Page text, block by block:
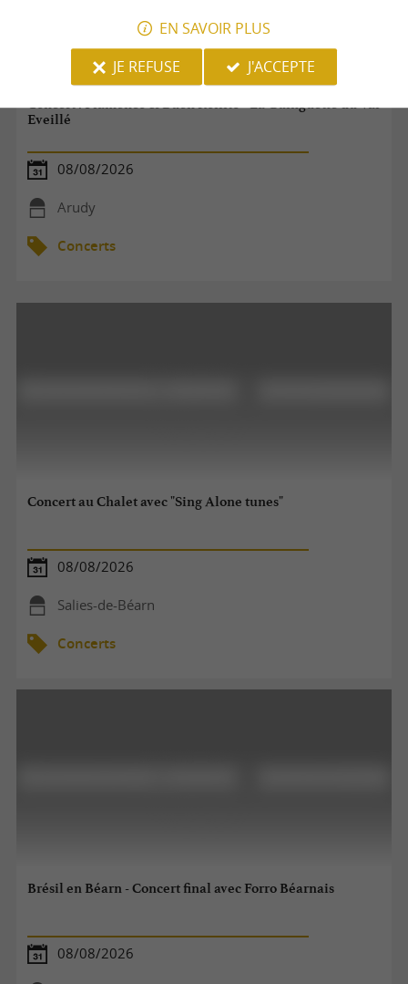
Concert : Flamenco & Buen Rollito - La Guinguette du Val
Eveillé
08/08/2026
Arudy
Concerts
Concert au Chalet avec "Sing Alone tunes"
08/08/2026
Salies-de-Béarn
Concerts
Brésil en Béarn - Concert final avec Forro Béarnais
08/08/2026
EN SAVOIR PLUS
JE REFUSE
J'ACCEPTE